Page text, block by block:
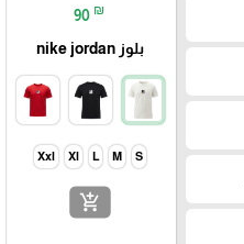
90 ₪
بلوز nike jordan
S
M
L
Xl
Xxl
add_shopping_cart